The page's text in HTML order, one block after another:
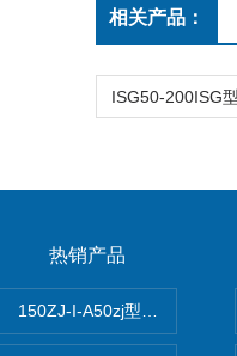
相关产品：
热销产品
150ZJ-I-A50zj型渣浆泵